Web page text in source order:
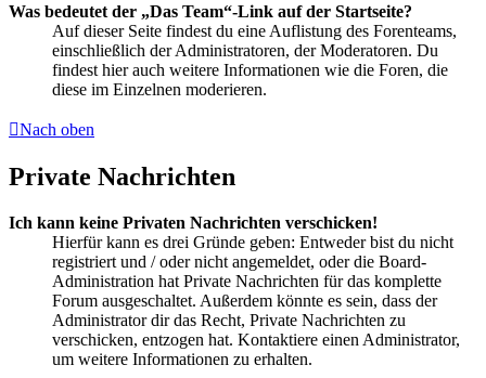
Was bedeutet der „Das Team“-Link auf der Startseite?
Auf dieser Seite findest du eine Auflistung des Forenteams,
einschließlich der Administratoren, der Moderatoren. Du
findest hier auch weitere Informationen wie die Foren, die
diese im Einzelnen moderieren.
Nach oben
Private Nachrichten
Ich kann keine Privaten Nachrichten verschicken!
Hierfür kann es drei Gründe geben: Entweder bist du nicht
registriert und / oder nicht angemeldet, oder die Board-
Administration hat Private Nachrichten für das komplette
Forum ausgeschaltet. Außerdem könnte es sein, dass der
Administrator dir das Recht, Private Nachrichten zu
verschicken, entzogen hat. Kontaktiere einen Administrator,
um weitere Informationen zu erhalten.